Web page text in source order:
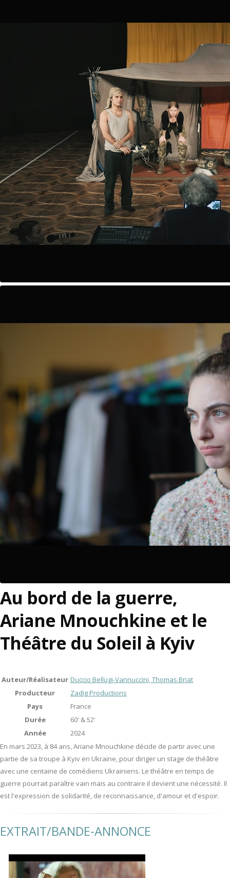
Au bord de la guerre,
Ariane Mnouchkine et le
Théâtre du Soleil à Kyiv
Auteur/Réalisateur Duccio Bellugi-Vannuccini, Thomas Briat
Producteur
Zadig Productions
Pays
France
Durée
60' & 52'
Année
2024
En mars 2023, à 84 ans, Ariane Mnouchkine décide de partir avec une
partie de sa troupe à Kyiv en Ukraine, pour diriger un stage de théâtre
avec une centaine de comédiens Ukrainiens. Le théâtre en temps de
guerre pourrait paraître vain mais au contraire il devient une nécessité. Il
est l'expression de solidarité, de reconnaissance, d'amour et d'espoir.
EXTRAIT/BANDE-ANNONCE